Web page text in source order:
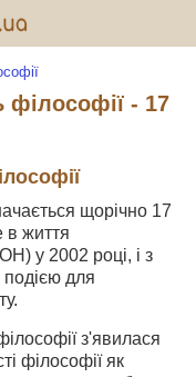
- 17
щорічно 17
в життя
у 2002 році, і з
для
з'явилася
філософії як